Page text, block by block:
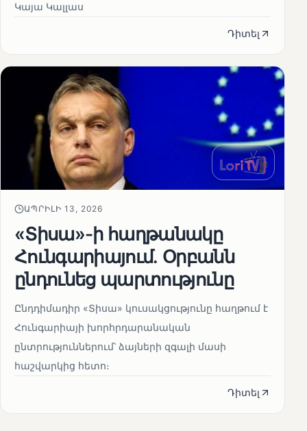
Կայա Կալլաս
Դիտել
ԱՊՐԻԼԻ 13, 2026
«Տիսա»-ի հաղթանակը
Հունգարիայում․ Օրբանն
ընդունեց պարտությունը
Ընդդիմադիր «Տիսա» կուսակցությունը հաղթում է
Հունգարիայի խորհրդարանական
ընտրություններում՝ ձայների զգալի մասի
հաշվարկից հետո։
Դիտել